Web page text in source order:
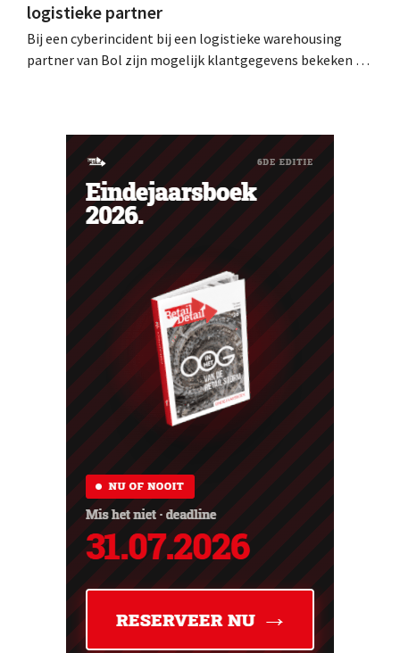
logistieke partner
Bij een cyberincident bij een logistieke warehousing
partner van Bol zijn mogelijk klantgegevens bekeken of